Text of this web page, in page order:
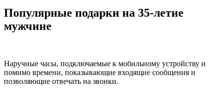
Популярные подарки на 35-летие
мужчине
Наручные часы, подключаемые к мобильному устройству и
помимо времени, показывающие входящие сообщения и
позволяющие отвечать на звонки.